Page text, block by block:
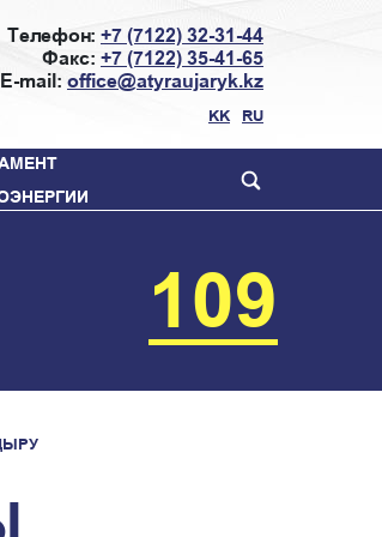
Телефон: +7 (7122) 32-31-44
Факс: +7 (7122) 35-41-65
E-mail: office@atyraujaryk.kz
KK RU
109